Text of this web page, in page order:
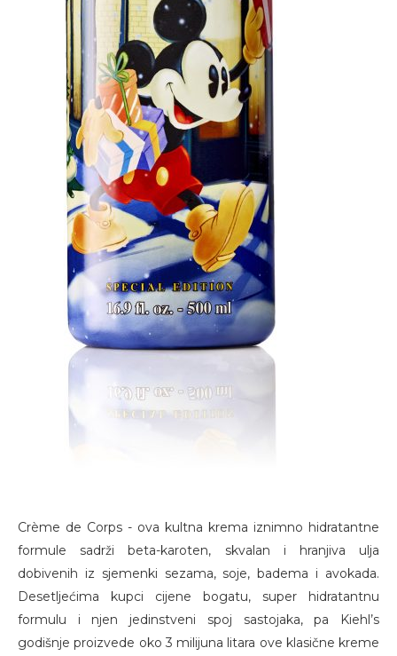
Crème de Corps - ova kultna krema iznimno hidratantne
formule sadrži beta-karoten, skvalan i hranjiva ulja
dobivenih iz sjemenki sezama, soje, badema i avokada.
Desetljećima kupci cijene bogatu, super hidratantnu
formulu i njen jedinstveni spoj sastojaka, pa Kiehl’s
godišnje proizvede oko 3 milijuna litara ove klasične kreme